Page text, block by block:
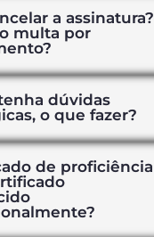
a assinatura?
multa por
dúvidas
o que fazer?
de proficiência